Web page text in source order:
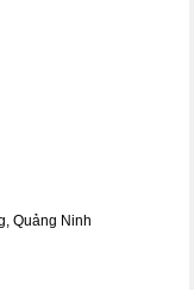
Quảng Ninh